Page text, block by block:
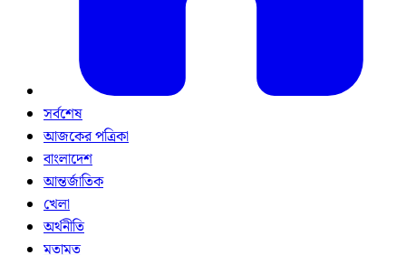
সর্বশেষ
আজকের পত্রিকা
বাংলাদেশ
আন্তর্জাতিক
খেলা
অর্থনীতি
মতামত